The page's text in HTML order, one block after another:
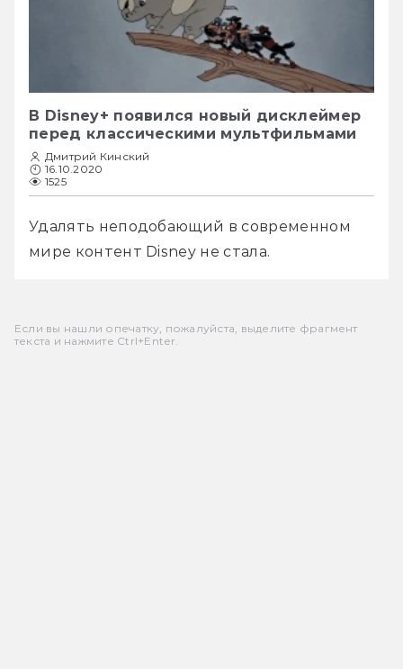
В Disney+ появился новый дисклеймер
перед классическими мультфильмами
Дмитрий Кинский
16.10.2020
1525
Удалять неподобающий в современном
мире контент Disney не стала.
Если вы нашли опечатку, пожалуйста, выделите фрагмент
текста и нажмите Ctrl+Enter.